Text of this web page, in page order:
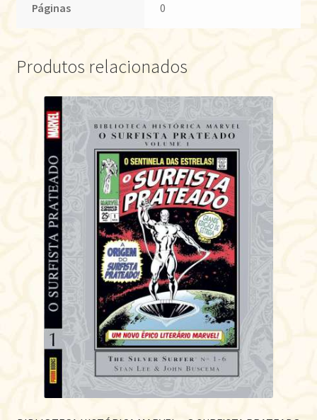
Páginas 0
Produtos relacionados